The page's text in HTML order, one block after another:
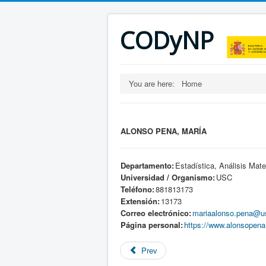
CODyNP
You are here: Home
ALONSO PENA, MARÍA
Departamento:Estadística, Análisis
Universidad / Organismo:USC
Teléfono:881813173
Extensión:13173
Correo electrónico:
Página personal:https://
Prev